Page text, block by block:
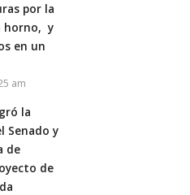
por la
horno, y
en un
am
la
Senado y
de
de